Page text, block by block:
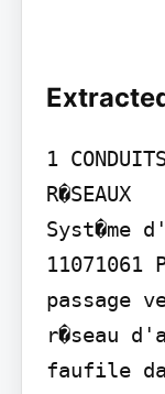
1
R�SEAUX
Syst�me
passage
r�seau
faufile